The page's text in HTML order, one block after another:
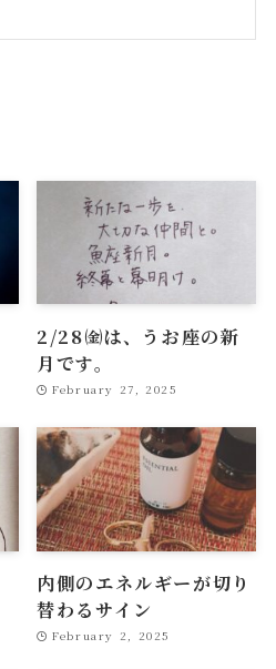
2/28㈮は、うお座の新
月です。
February 27, 2025
内側のエネルギーが切り
替わるサイン
February 2, 2025